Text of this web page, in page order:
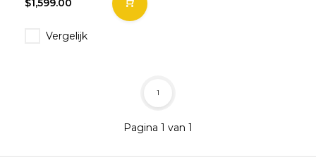
$1,599.00
Vergelijk
Pagina 1 van 1
1